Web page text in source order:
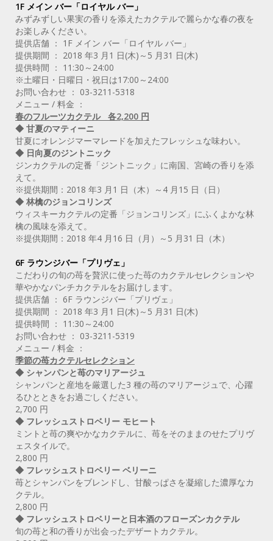
1F メイン バー「ロイヤル バー」
みずみずしい果実の香りを添えたカクテルで麗らかな春の夜を
お楽しみください。
提供店舗 ： 1F メイン バー「ロイヤル バー」
提供期間 ： 2018 年3 月1 日(木)～5 月31 日(木)
提供時間 ： 11:30～24:00
※土曜日・日曜日・祝日は17:00～24:00
お問い合わせ ： 03-3211-5318
メニュー / 料金 ：
春のフルーツカクテル 各2,200 円
◆ 甘夏のマティーニ
甘夏にオレンジマーマレードを加えたフレッシュな味わい。
◆ 日向夏のジントニック
ジンカクテルの定番「ジントニック」に南国、宮崎の香りを添
えて。
※提供期間：2018 年3 月1 日（木）～4 月15 日（日）
◆ 林檎のジョンコリンズ
ウィスキーカクテルの定番「ジョンコリンズ」にふくよかな林
檎の風味を添えて。
※提供期間：2018 年4 月16 日（月）～5 月31 日（木）
6F ラウンジバー「プリヴェ」
こだわりの旬の苺を贅沢に使った苺のカクテルセレクションや
華やかなパンチカクテルをお届けします。
提供店舗 ： 6F ラウンジバー「プリヴェ」
提供期間 ： 2018 年3 月1 日(木)～5 月31 日(木)
提供時間 ： 11:30～24:00
お問い合わせ ： 03-3211-5319
メニュー / 料金 ：
季節の苺カクテルセレクション
◆ シャンパンと苺のマリアージュ
シャンパンと産地を厳選した3 種の苺のマリアージュで、心躍
るひとときをお過ごしください。
2,700 円
◆ フレッシュストロベリー モヒート
ミントと苺の爽やかなカクテルに、苺をそのままのせたプリヴ
ェスタイルで。
2,800 円
◆ フレッシュストロベリー ベリーニ
苺とシャンパンをブレンドし、甘酸っぱさを凝縮した濃厚なカ
クテル。
2,800 円
◆ フレッシュストロベリーと日本酒のフローズンカクテル
旬の苺と和の香りが出会ったデザートカクテル。